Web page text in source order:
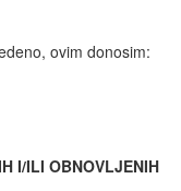
ovim donosim:
I/ILI OBNOVLJENIH